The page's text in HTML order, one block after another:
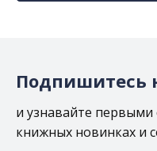
Подпишитесь
и узнавайте первыми
книжных новинках и